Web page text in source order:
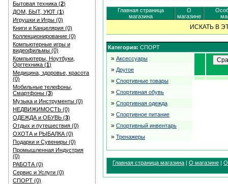
Бытовая техника (2)
ДОМ, БЫТ, УЮТ (1)
Игрушки и Игры (0)
Книги и Канцелярия (0)
Коллекционирование (0)
Компьютерные игры и
видеофильмы (0)
Компьютеры, Ноутбуки,
Оргтехника (1)
Медицина, здоровье, красота
(0)
Мобильные телефоны,
Смартфоны (3)
Музыка и Инструменты (0)
НЕДВИЖИМОСТЬ (0)
ОДЕЖДА и ОБУВЬ (3)
Отдых и путешествия (0)
ОХОТА и РЫБАЛКА (0)
Подарки и Сувениры (0)
Промышленная Индустрия
(0)
РАБОТА (0)
Сервис и Услуги (0)
СПОРТ (0)
Главная страница
магазина
О
магазине
ИСКАТЬ В
Категория: СПОРТ
» Аксессуары
» Другое
» Спортивные товары
» Спортивная обувь
» Спортивная одежда
» Спортивное питание
» Спортивный инвентарь
» Тренажеры
Главная страница магазина | О магазине |